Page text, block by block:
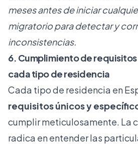
meses antes de iniciar
migratorio para detectar y
inconsistencias.
6. Cumplimiento de
cada tipo de residencia
Cada tipo de residencia en
requisitos únicos y
cumplir meticulosamente. La
radica en entender las